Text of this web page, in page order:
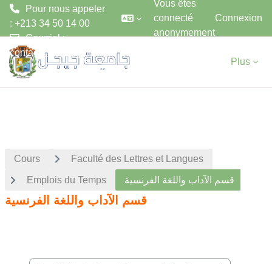
Pour nous appeler
: +213 34 50 14 00
Courriel :
contact@univ-jijel.dz
Vous êtes
connecté
anonymement
Connexion
Plus
Cours Faculté des Lettres et Langues
Emplois du Temps قسم الآداب واللغة الفرنسية
قسم الآداب واللغة الفرنسية